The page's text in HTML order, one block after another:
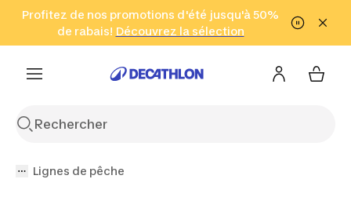
Aller à la recherche Aller au contenu Aller au pied de
Profitez de nos promotions d'été jusqu'à 50%
de rabais! Découvrez la sélection
Cliquez ici
en seulement 2 h!
(Zones sélectionnées)
Lignes de pêche